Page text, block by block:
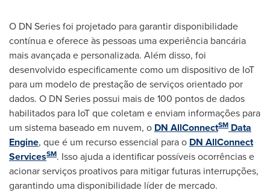
O DN Series foi projetado para garantir disponibilidade
contínua e oferece às pessoas uma experiência bancária
mais avançada e personalizada. Além disso, foi
desenvolvido especificamente como um dispositivo de IoT
para um modelo de prestação de serviços orientado por
dados. O DN Series possui mais de 100 pontos de dados
habilitados para IoT que coletam e enviam informações para
um sistema baseado em nuvem, o DN AllConnectSM Data
Engine, que é um recurso essencial para o DN AllConnect
ServicesSM. Isso ajuda a identificar possíveis ocorrências e
acionar serviços proativos para mitigar futuras interrupções,
garantindo uma disponibilidade líder de mercado.